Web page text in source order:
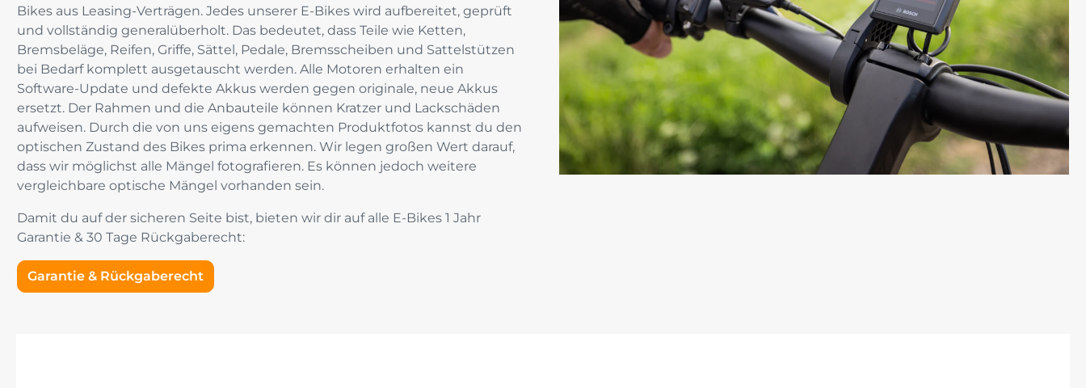
Bikes aus Leasing-Verträgen. Jedes unserer E-Bikes wird aufbereitet, geprüft
und vollständig generalüberholt. Das bedeutet, dass Teile wie Ketten,
Bremsbeläge, Reifen, Griffe, Sättel, Pedale, Bremsscheiben und Sattelstützen
bei Bedarf komplett ausgetauscht werden. Alle Motoren erhalten ein
Software-Update und defekte Akkus werden gegen originale, neue Akkus
ersetzt. Der Rahmen und die Anbauteile können Kratzer und Lackschäden
aufweisen. Durch die von uns eigens gemachten Produktfotos kannst du den
optischen Zustand des Bikes prima erkennen. Wir legen großen Wert darauf,
dass wir möglichst alle Mängel fotografieren. Es können jedoch weitere
vergleichbare optische Mängel vorhanden sein.
Damit du auf der sicheren Seite bist, bieten wir dir auf alle E-Bikes 1 Jahr
Garantie & 30 Tage Rückgaberecht:
Garantie & Rückgaberecht